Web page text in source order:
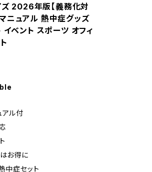
2026年版【義務化対
ニュアル 熱中症グッズ
ベント スポーツ オフィ
アル付
お得に
中症セット